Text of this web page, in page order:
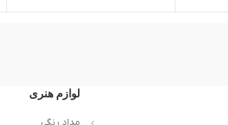
لوازم هنری